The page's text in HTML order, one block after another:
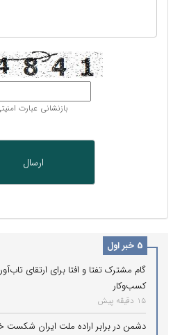
بازنشانی عبارت
5 خبر اول
گام مشترک تفتا و افتا برای ارتقای
کسب‌وکار
15 دقیقه پیش
دشمن در برابر اراده ملت ایران شکست